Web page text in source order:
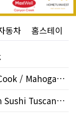
동차 홈스테이
청담 CheongDam Kitchen & Bar / Cook / Mahogany SE
Kan sushi / Server / Royal Oak Kan Sushi Tuscany st